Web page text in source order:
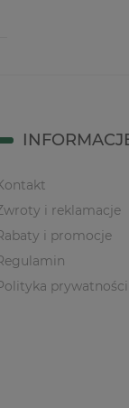
i reklamacje
i promocje
prywatności